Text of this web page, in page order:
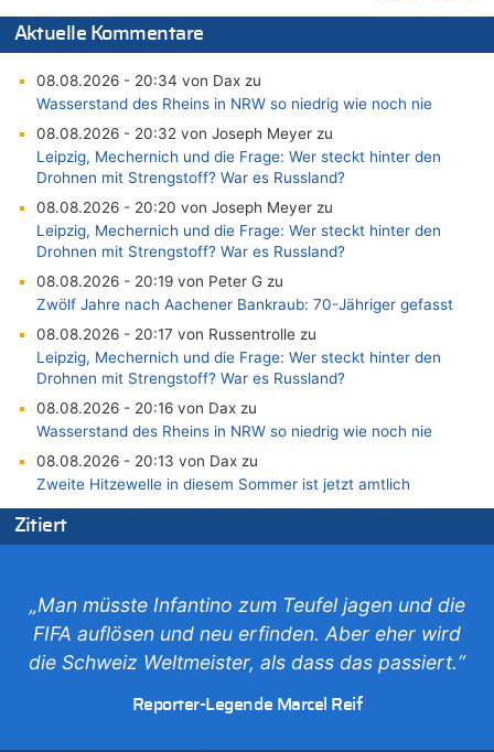
Aktuelle Kommentare
08.08.2026 - 20:34 von Dax zu
Wasserstand des Rheins in NRW so niedrig wie noch nie
08.08.2026 - 20:32 von Joseph Meyer zu
Leipzig, Mechernich und die Frage: Wer steckt hinter den
Drohnen mit Strengstoff? War es Russland?
08.08.2026 - 20:20 von Joseph Meyer zu
Leipzig, Mechernich und die Frage: Wer steckt hinter den
Drohnen mit Strengstoff? War es Russland?
08.08.2026 - 20:19 von Peter G zu
Zwölf Jahre nach Aachener Bankraub: 70-Jähriger gefasst
08.08.2026 - 20:17 von Russentrolle zu
Leipzig, Mechernich und die Frage: Wer steckt hinter den
Drohnen mit Strengstoff? War es Russland?
08.08.2026 - 20:16 von Dax zu
Wasserstand des Rheins in NRW so niedrig wie noch nie
08.08.2026 - 20:13 von Dax zu
Zweite Hitzewelle in diesem Sommer ist jetzt amtlich
08.08.2026 - 20:09 von Dax zu
Zweite Hitzewelle in diesem Sommer ist jetzt amtlich
Leipzig, Mechernich und die Frage: Wer steckt hinter den
Drohnen mit Strengstoff? War es Russland?
08.08.2026 - 18:48 von Marcel Scholzen Eimerscheid zu
Leipzig, Mechernich und die Frage: Wer steckt hinter den
Zitiert
„Man müsste Infantino zum Teufel jagen und die
FIFA auflösen und neu erfinden. Aber eher wird
die Schweiz Weltmeister, als dass das passiert.“
Reporter-Legende Marcel Reif